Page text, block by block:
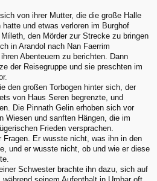
von ihrer Mutter, die die große Halle
und etwas verloren im Burghof
den Mörder zur Strecke zu bringen
in Arandol nach Nan Faerrim
Abenteuern zu berichten. Dann
der Reisegruppe und sie preschten im
den großen Torbogen hinter sich, der
von Haus Seren begrenzte, und
Die Pinnath Gelin erhoben sich vor
Wiesen und sanften Hängen, die im
Frieden versprachen.
Fragen. Er wusste nicht, was ihn in den
und er wusste nicht, ob und wie er diese
Schwester brachte ihn dazu, sich auf